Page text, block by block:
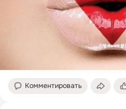
Комментировать